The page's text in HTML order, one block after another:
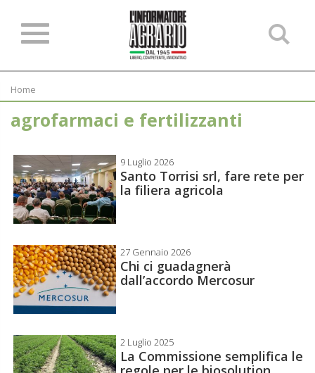
Home
agrofarmaci e fertilizzanti
9 Luglio 2026
Santo Torrisi srl, fare rete per
la filiera agricola
27 Gennaio 2026
Chi ci guadagnerà
dall’accordo Mercosur
2 Luglio 2025
La Commissione semplifica le